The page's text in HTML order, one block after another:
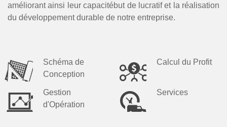
améliorant ainsi leur capacitébut de lucratif et la réalisation
du développement durable de notre entreprise.
Schéma de
Conception
Calcul du Profit
Gestion
d'Opération
Services